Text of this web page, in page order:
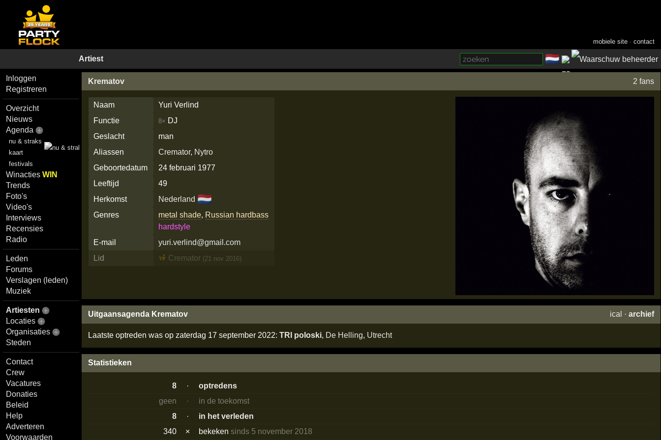
mobiele site ·contact
Artiest 🇳🇱
Inloggen
Registreren
Overzicht
Nieuws
Agenda
nu & straks
kaart
festivals
WinactiesWIN
Trends
Foto's
Video's
Interviews
Recensies
Radio
Leden
Forums
Verslagen (leden)
Muziek
Artiesten
Locaties
Organisaties
Steden
Contact
Crew
Vacatures
Donaties
Beleid
Help
Adverteren
Voorwaarden
Krematov 2 fans
Naam
Yuri Verlind
Functie
8× DJ
Geslacht
man
Aliassen
Cremator, Nytro
Geboortedatum
24 februari 1977
Leeftijd
49
Herkomst
Nederland 🇳🇱
Genres metal shade, Russian hardbass
hardstyle
E-mail
yuri.verlind@gmail.com
Lid
Cremator (21 nov 2016)
Uitgaansagenda Krematov ical ·archief
Laatste optreden was op zaterdag 17 september 2022: TRI poloski, De Helling, Utrecht
Statistieken
8 ·
optredens
geen
·
in de toekomst
8
·
in het verleden
340
× bekekensinds 5 november 2018